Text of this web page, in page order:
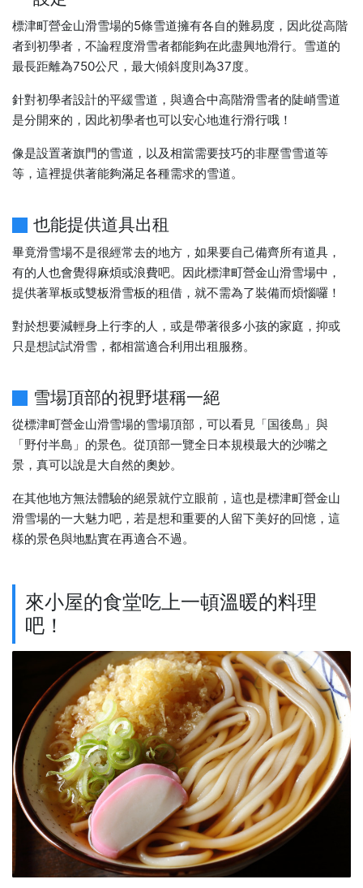
標津町營金山滑雪場的5條雪道擁有各自的難易度，因此從高階
者到初學者，不論程度滑雪者都能夠在此盡興地滑行。雪道的
最長距離為750公尺，最大傾斜度則為37度。
針對初學者設計的平緩雪道，與適合中高階滑雪者的陡峭雪道
是分開來的，因此初學者也可以安心地進行滑行哦！
像是設置著旗門的雪道，以及相當需要技巧的非壓雪雪道等
等，這裡提供著能夠滿足各種需求的雪道。
也能提供道具出租
畢竟滑雪場不是很經常去的地方，如果要自己備齊所有道具，
有的人也會覺得麻煩或浪費吧。因此標津町營金山滑雪場中，
提供著單板或雙板滑雪板的租借，就不需為了裝備而煩惱囉！
對於想要減輕身上行李的人，或是帶著很多小孩的家庭，抑或
只是想試試滑雪，都相當適合利用出租服務。
雪場頂部的視野堪稱一絕
從標津町營金山滑雪場的雪場頂部，可以看見「国後島」與
「野付半島」的景色。從頂部一覽全日本規模最大的沙嘴之
景，真可以說是大自然的奧妙。
在其他地方無法體驗的絕景就佇立眼前，這也是標津町營金山
滑雪場的一大魅力吧，若是想和重要的人留下美好的回憶，這
樣的景色與地點實在再適合不過。
來小屋的食堂吃上一頓溫暖的料理
吧！